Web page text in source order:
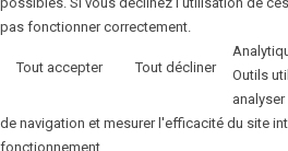
pas fonctionner correctement.
Tout accepter Tout décliner
Outils
de navigation et mesurer l'efficacité du site
fonctionnement.